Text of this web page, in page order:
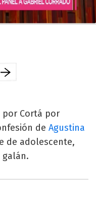
por Cortá por
de Agustina
de adolescente,